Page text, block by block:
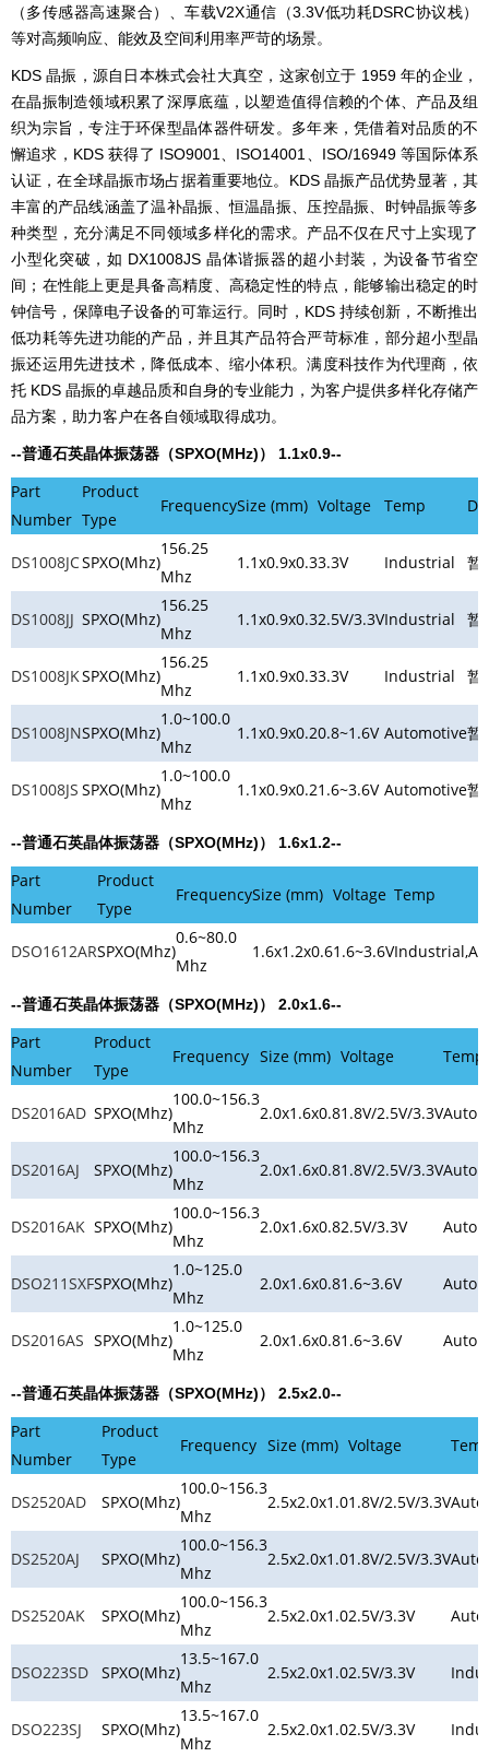
（多传感器高速聚合）、车载V2X通信（3.3V低功耗DSRC协议栈）
等对高频响应、能效及空间利用率严苛的场景。
KDS 晶振，源自日本株式会社大真空，这家创立于 1959 年的企业，
在晶振制造领域积累了深厚底蕴，以塑造值得信赖的个体、产品及组
织为宗旨，专注于环保型晶体器件研发。多年来，凭借着对品质的不
懈追求，KDS 获得了 ISO9001、ISO14001、ISO/16949 等国际体系
认证，在全球晶振市场占据着重要地位。KDS 晶振产品优势显著，其
丰富的产品线涵盖了温补晶振、恒温晶振、压控晶振、时钟晶振等多
种类型，充分满足不同领域多样化的需求。产品不仅在尺寸上实现了
小型化突破，如 DX1008JS 晶体谐振器的超小封装，为设备节省空
间；在性能上更是具备高精度、高稳定性的特点，能够输出稳定的时
钟信号，保障电子设备的可靠运行。同时，KDS 持续创新，不断推出
低功耗等先进功能的产品，并且其产品符合严苛标准，部分超小型晶
振还运用先进技术，降低成本、缩小体积。满度科技作为代理商，依
托 KDS 晶振的卓越品质和自身的专业能力，为客户提供多样化存储产
品方案，助力客户在各自领域取得成功。
--普通石英晶体振荡器（SPXO(MHz)） 1.1x0.9--
Part
Number
Product
Type
FrequencySize (mm) Voltage Temp
DS1008JCSPXO(Mhz)
156.25
Mhz
1.1x0.9x0.33.3V Industrial 暂
DS1008JJ SPXO(Mhz)
156.25
Mhz
1.1x0.9x0.32.5V/3.3VIndustrial 暂
DS1008JKSPXO(Mhz)
156.25
Mhz
1.1x0.9x0.33.3V Industrial 暂
DS1008JNSPXO(Mhz)
1.0~100.0
Mhz
1.1x0.9x0.20.8~1.6V Automotive暂
DS1008JS SPXO(Mhz)
1.0~100.0
Mhz
1.1x0.9x0.21.6~3.6V Automotive暂
--普通石英晶体振荡器（SPXO(MHz)） 1.6x1.2--
Part
Number
Product
Type
FrequencySize (mm) Voltage Temp
DSO1612ARSPXO(Mhz)
0.6~80.0
Mhz
1.6x1.2x0.61.6~3.6V
--普通石英晶体振荡器（SPXO(MHz)） 2.0x1.6--
Part
Number
Product
Type
Frequency Size (mm) Voltage Temp
DS2016AD SPXO(Mhz)
100.0~156.3
Mhz
2.0x1.6x0.81.8V/2.5V/3.3V
DS2016AJ SPXO(Mhz)
100.0~156.3
Mhz
2.0x1.6x0.81.8V/2.5V/3.3V
DS2016AK SPXO(Mhz)
100.0~156.3
Mhz
2.0x1.6x0.82.5V/3.3V
DSO211SXFSPXO(Mhz)
1.0~125.0
Mhz
2.0x1.6x0.81.6~3.6V
DS2016AS SPXO(Mhz)
1.0~125.0
Mhz
2.0x1.6x0.81.6~3.6V
--普通石英晶体振荡器（SPXO(MHz)） 2.5x2.0--
Part
Number
Product
Type
Frequency Size (mm) Voltage
DS2520AD SPXO(Mhz)
100.0~156.3
Mhz
2.5x2.0x1.01.8V/2.5V/3.3V
DS2520AJ SPXO(Mhz)
100.0~156.3
Mhz
2.5x2.0x1.01.8V/2.5V/3.3V
DS2520AK SPXO(Mhz)
100.0~156.3
Mhz
2.5x2.0x1.02.5V/3.3V
DSO223SD SPXO(Mhz)
13.5~167.0
Mhz
2.5x2.0x1.02.5V/3.3V
DSO223SJ SPXO(Mhz)
13.5~167.0
Mhz
2.5x2.0x1.02.5V/3.3V